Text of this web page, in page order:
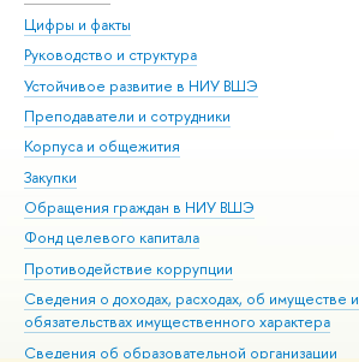
Цифры и факты
Руководство и структура
Устойчивое развитие в НИУ ВШЭ
Преподаватели и сотрудники
Корпуса и общежития
Закупки
Обращения граждан в НИУ ВШЭ
Фонд целевого капитала
Противодействие коррупции
Сведения о доходах, расходах, об имуществе и
обязательствах имущественного характера
Сведения об образовательной организации